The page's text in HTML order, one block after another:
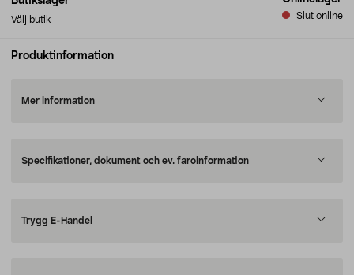
Välj butik Slut online
Produktinformation
Mer information
Specifikationer, dokument och ev. faroinformation
Trygg E-Handel